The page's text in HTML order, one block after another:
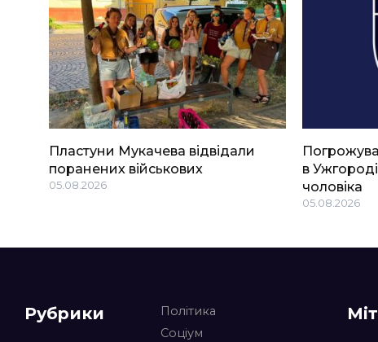
Пластуни Мукачева відвідали
поранених військових
05.08.2026
в
чоловіка
05.08.2026
Рубрики
Політика
Соціум